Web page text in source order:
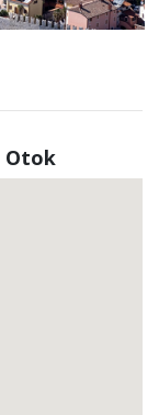
Otok